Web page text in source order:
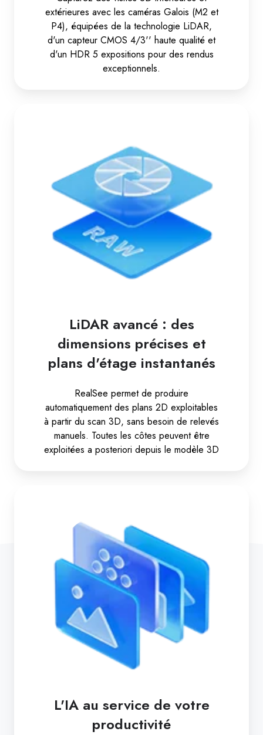
extérieures avec les caméras Galois (M2 et
P4), équipées de la technologie LiDAR,
d'un capteur CMOS 4/3'' haute qualité et
d'un HDR 5 expositions pour des rendus
exceptionnels.
LiDAR avancé : des
dimensions précises et
plans d'étage instantanés
RealSee permet de produire
automatiquement des plans 2D exploitables
à partir du scan 3D, sans besoin de relevés
manuels. Toutes les côtes peuvent être
exploitées a posteriori depuis le modèle 3D
L'IA au service de votre
productivité